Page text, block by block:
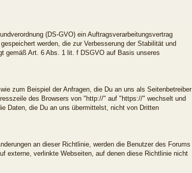
(DS-GVO) ein Auftragsverarbeitungsvertrag
werden, die zur Verbesserung der Stabilität und
gemäß Art. 6 Abs. 1 lit. f DSGVO auf Basis unseres
zum Beispiel der Anfragen, die Du an uns als Seitenbetreiber
des Browsers von "http://" auf "https://" wechselt und
Daten, die Du an uns übermittelst, nicht von Dritten
an dieser Richtlinie, werden die Benutzer des Forums
externe, verlinkte Webseiten, auf denen diese Richtlinie nicht